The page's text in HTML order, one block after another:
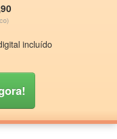
incluído